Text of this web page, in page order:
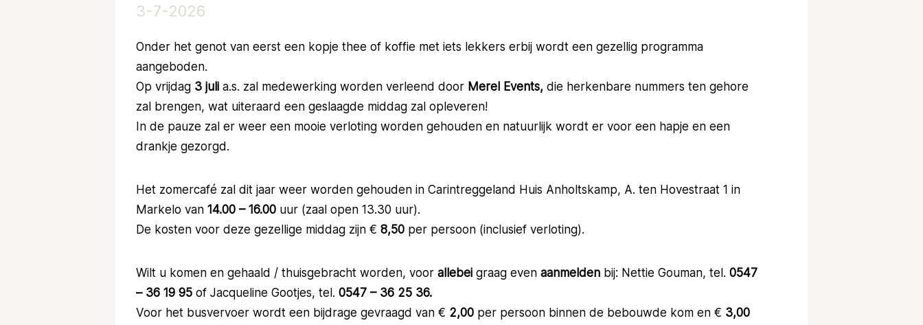
3-7-2026
Onder het genot van eerst een kopje thee of koffie met iets lekkers erbij wordt een gezellig programma
aangeboden.
Op vrijdag 3 juli a.s. zal medewerking worden verleend door Merel Events, die herkenbare nummers ten gehore
zal brengen, wat uiteraard een geslaagde middag zal opleveren!
In de pauze zal er weer een mooie verloting worden gehouden en natuurlijk wordt er voor een hapje en een
drankje gezorgd.
Het zomercafé zal dit jaar weer worden gehouden in Carintreggeland Huis Anholtskamp, A. ten Hovestraat 1 in
Markelo van 14.00 – 16.00 uur (zaal open 13.30 uur).
De kosten voor deze gezellige middag zijn € 8,50 per persoon (inclusief verloting).
Wilt u komen en gehaald / thuisgebracht worden, voor allebei graag even aanmelden bij: Nettie Gouman, tel. 0547
– 36 19 95 of Jacqueline Gootjes, tel. 0547 – 36 25 36.
Voor het busvervoer wordt een bijdrage gevraagd van € 2,00 per persoon binnen de bebouwde kom en € 3,00